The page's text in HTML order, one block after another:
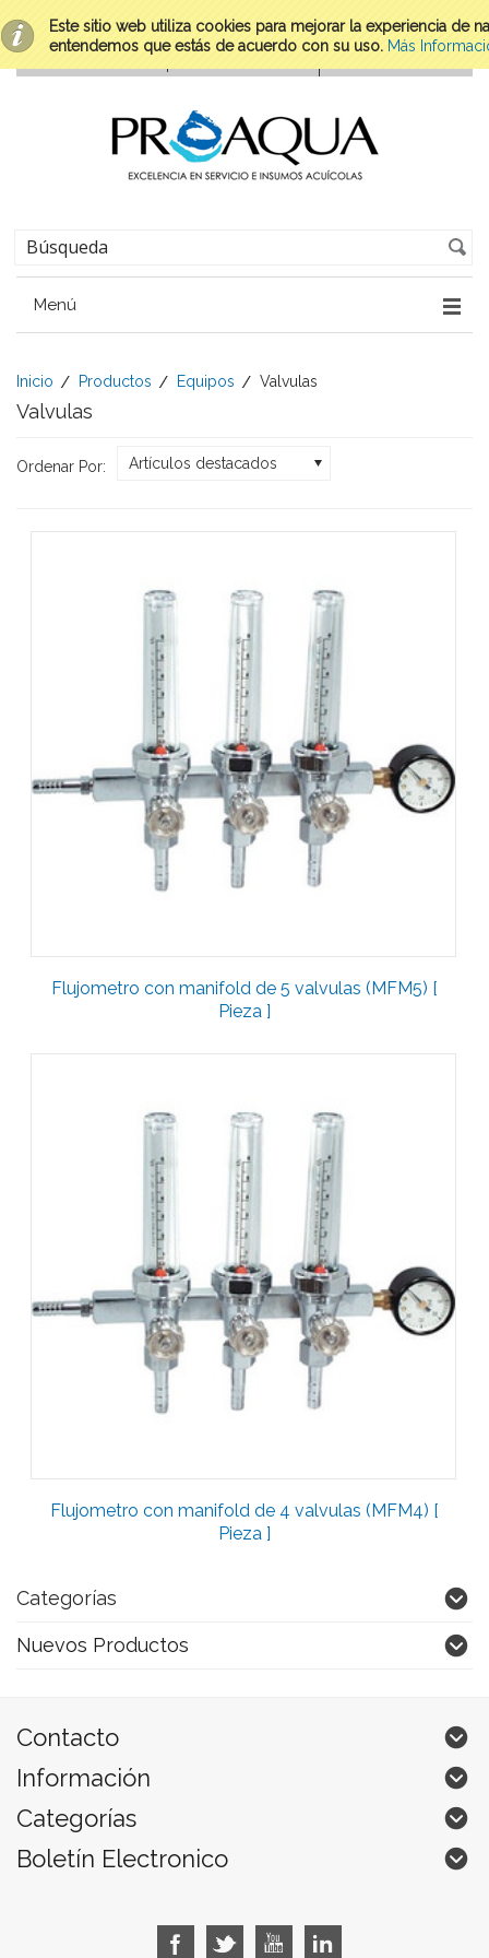
Este sitio web utiliza cookies para mejorar la experiencia de
entendemos que estás de acuerdo con su uso. Más
Menú
Inicio Productos Equipos Valvulas
Valvulas
Ordenar Por: Artículos destacados
Flujometro con manifold de 5 valvulas (MFM5) [
Pieza ]
Flujometro con manifold de 4 valvulas (MFM4) [
Pieza ]
Categorías
Nuevos Productos
Contacto
Información
Categorías
Boletín Electronico